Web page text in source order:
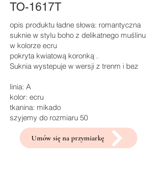
TO-1617T
opis produktu ładne słowa: romantyczna
suknie w stylu boho z delikatnego muślinu
w kolorze ecru
pokryta kwiatową koronką .
Suknia wystepuje w wersji z trenm i bez
linia: A
kolor: ecru
tkanina: mikado
szyjemy do rozmiaru 50
Umów się na przymiarkę